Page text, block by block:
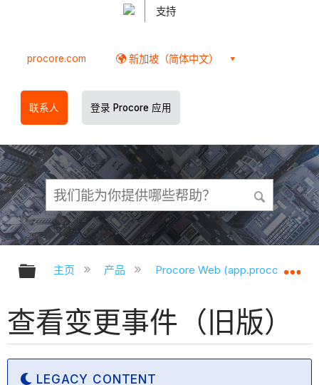
支持
procore.com 新加坡（简体中文）
联系人 登录 Procore 应用
扩展/隐缩全局层次
主页 产品 Procore Web
查看变更事件（旧版）
LEGACY CONTENT